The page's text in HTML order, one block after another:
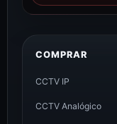
COMPRAR
CCTV IP
CCTV Analógico